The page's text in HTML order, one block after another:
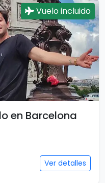
Ver detalles
Vuelo incluido